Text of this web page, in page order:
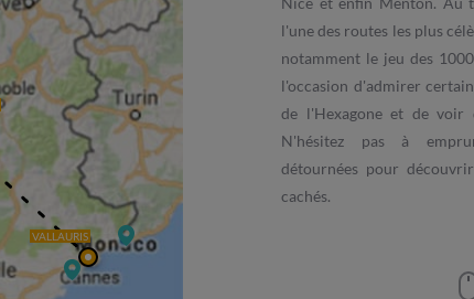
l'une des routes les plus
notamment le jeu des
l'occasion d'admirer
de l'Hexagone et de voir
N'hésitez pas à
détournées pour
cachés.
VALLAURIS